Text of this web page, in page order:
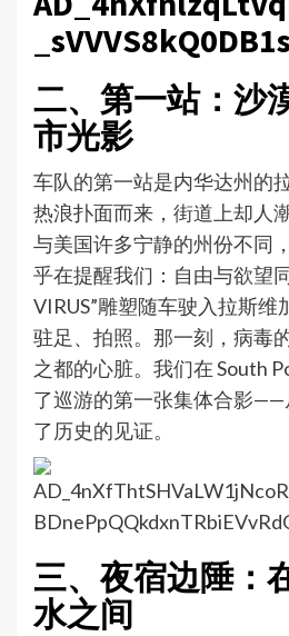
二、第一站：沙
市光影
车队的第一站是内华达州的
热浪扑面而来，街道上却人
与美国许多宁静的州份不同
乎在提醒我们：自由与欲望
VIRUS”雕塑随车驶入拉斯维
驻足、拍照。那一刻，病毒
之都的心脏。我们在 South
了巡游的第一张集体合影
了历史的见证。
三、夜宿边陲：
水之间